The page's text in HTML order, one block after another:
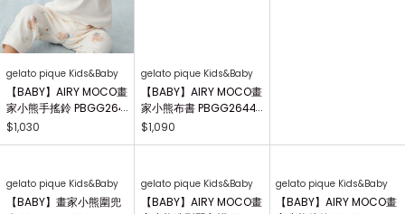
gelato pique Kids&Baby
【BABY】AIRY MOCO畫
家小熊手搖鈴 PBGG264
414
$1,030
gelato pique Kids&Baby
【BABY】AIRY MOCO畫
家小熊布書 PBGG26441
8
$1,090